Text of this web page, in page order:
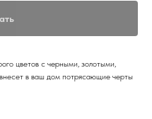
цветов с черными, золотыми,
в ваш дом потрясающие черты